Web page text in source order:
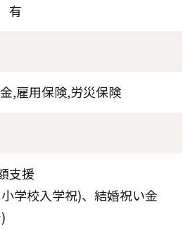
有
,雇用保険,労災保険
支援
学校入学祝)、結婚祝い金